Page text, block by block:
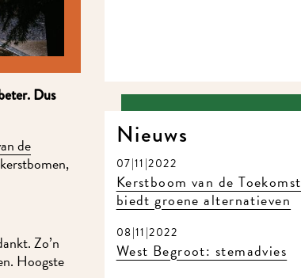
Dus
de
Zo’n
Hoogste
Nieuws
07|11|2022
Kerstboom van de Toekomst
biedt groene alternatieven
08|11|2022
West Begroot: stemadvies